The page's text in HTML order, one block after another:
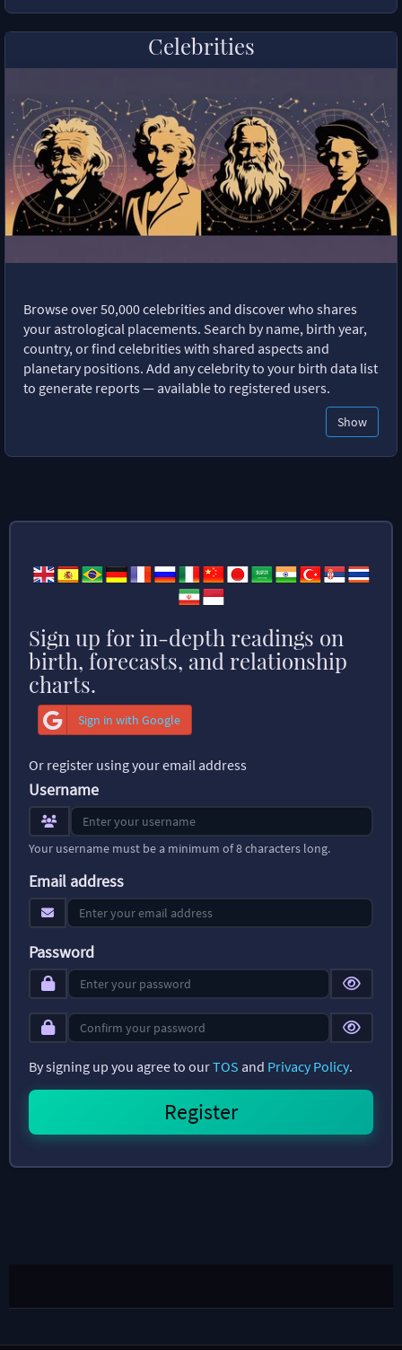
Celebrities
Browse over 50,000 celebrities and discover who shares
your astrological placements. Search by name, birth year,
country, or find celebrities with shared aspects and
planetary positions. Add any celebrity to your birth data list
to generate reports — available to registered users.
Show
Sign up for in-depth readings on
birth, forecasts, and relationship
charts.
Sign in with Google
Or register using your email address
Username
Your username must be a minimum of 8 characters long.
Email address
Password
By signing up you agree to ourTOS and Privacy Policy.